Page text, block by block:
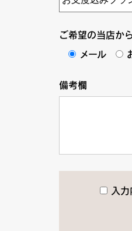
ご希望の当店か
メール
備考欄
入